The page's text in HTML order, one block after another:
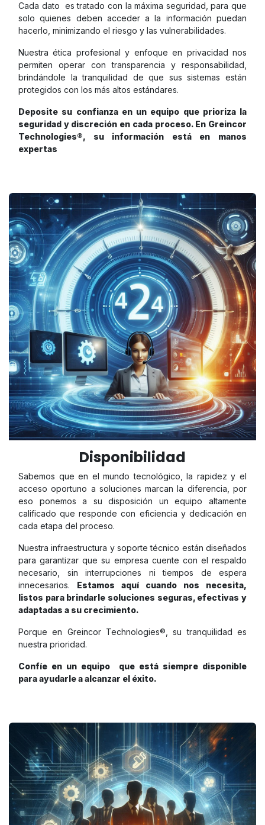
Cada dato es tratado con la máxima seguridad, para que
solo quienes deben acceder a la información puedan
hacerlo, minimizando el riesgo y las vulnerabilidades.
Nuestra ética profesional y enfoque en privacidad nos
permiten operar con transparencia y responsabilidad,
brindándole la tranquilidad de que sus sistemas están
protegidos con los más altos estándares.
Deposite su confianza en un equipo que prioriza la
seguridad y discreción en cada proceso. En Greincor
Technologies®, su información está en manos
expertas
Disponibilidad
Sabemos que en el mundo tecnológico, la rapidez y el
acceso oportuno a soluciones marcan la diferencia, por
eso ponemos a su disposición un equipo altamente
calificado que responde con eficiencia y dedicación en
cada etapa del proceso.
Nuestra infraestructura y soporte técnico están diseñados
para garantizar que su empresa cuente con el respaldo
necesario, sin interrupciones ni tiempos de espera
innecesarios. Estamos aquí cuando nos necesita,
listos para brindarle soluciones seguras, efectivas y
adaptadas a su crecimiento.
Porque en Greincor Technologies®, su tranquilidad es
nuestra prioridad.
Confíe en un equipo que está siempre disponible
para ayudarle a alcanzar el éxito.